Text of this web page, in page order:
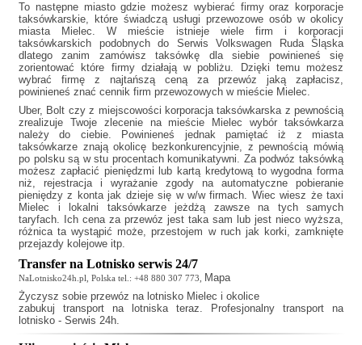
To następne miasto gdzie możesz wybierać firmy oraz korporacje
taksówkarskie, które świadczą usługi przewozowe osób w okolicy
miasta Mielec. W mieście istnieje wiele firm i korporacji
taksówkarskich podobnych do Serwis Volkswagen Ruda Śląska
dlatego zanim zamówisz taksówkę dla siebie powinieneś się
zorientować które firmy działają w pobliżu. Dzięki temu możesz
wybrać firmę z najtańszą ceną za przewóz jaką zapłacisz,
powinieneś znać cennik firm przewozowych w mieście Mielec.
Uber, Bolt czy z miejscowości korporacja taksówkarska z pewnością
zrealizuje Twoje zlecenie na mieście Mielec wybór taksówkarza
należy do ciebie. Powinieneś jednak pamiętać iż z miasta
taksówkarze znają okolicę bezkonkurencyjnie, z pewnością mówią
po polsku są w stu procentach komunikatywni. Za podwóz taksówką
możesz zapłacić pieniędzmi lub kartą kredytową to wygodna forma
niż, rejestracja i wyrażanie zgody na automatyczne pobieranie
pieniędzy z konta jak dzieje się w w/w firmach. Wiec wiesz że taxi
Mielec i lokalni taksówkarze jeżdżą zawsze na tych samych
taryfach. Ich cena za przewóz jest taka sam lub jest nieco wyższa,
różnica ta wystąpić może, przestojem w ruch jak korki, zamknięte
przejazdy kolejowe itp.
Transfer na Lotnisko serwis 24/7
NaLotnisko24h.pl, Polska tel.: +48 880 307 773, Mapa
Życzysz sobie przewóz na lotnisko Mielec i okolice
zabukuj transport na lotniska teraz. Profesjonalny transport na
lotnisko - Serwis 24h.